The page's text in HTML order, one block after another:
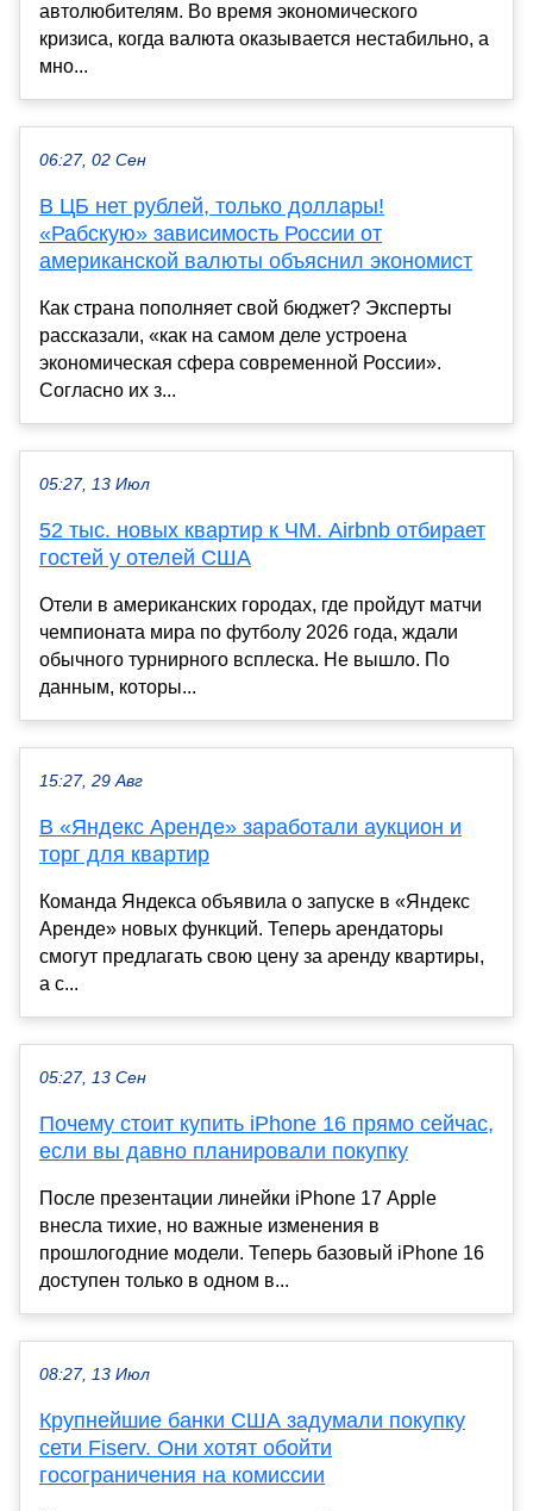
автолюбителям. Во время экономического
кризиса, когда валюта оказывается нестабильно, а
мно...
06:27, 02 Сен
В ЦБ нет рублей, только доллары!
«Рабскую» зависимость России от
американской валюты объяснил экономист
Как страна пополняет свой бюджет? Эксперты
рассказали, «как на самом деле устроена
экономическая сфера современной России».
Согласно их з...
05:27, 13 Июл
52 тыс. новых квартир к ЧМ. Airbnb отбирает
гостей у отелей США
Отели в американских городах, где пройдут матчи
чемпионата мира по футболу 2026 года, ждали
обычного турнирного всплеска. Не вышло. По
данным, которы...
15:27, 29 Авг
В «Яндекс Аренде» заработали аукцион и
торг для квартир
Команда Яндекса объявила о запуске в «Яндекс
Аренде» новых функций. Теперь арендаторы
смогут предлагать свою цену за аренду квартиры,
а с...
05:27, 13 Сен
Почему стоит купить iPhone 16 прямо сейчас,
если вы давно планировали покупку
После презентации линейки iPhone 17 Apple
внесла тихие, но важные изменения в
прошлогодние модели. Теперь базовый iPhone 16
доступен только в одном в...
08:27, 13 Июл
Крупнейшие банки США задумали покупку
сети Fiserv. Они хотят обойти
госограничения на комиссии